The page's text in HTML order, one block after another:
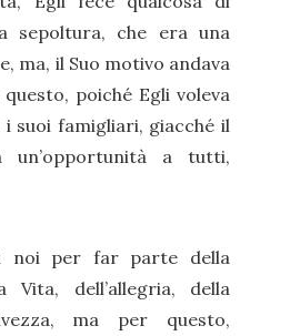
sepoltura, che era una
ma, il Suo motivo andava
poiché Egli voleva
suoi famigliari, giacché il
un’opportunità a tutti,
noi per far parte della
Vita, dell’allegria, della
ma per questo,